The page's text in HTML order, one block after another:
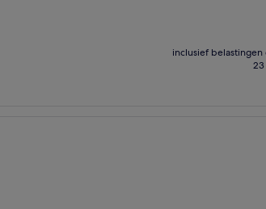
inclusief belastingen